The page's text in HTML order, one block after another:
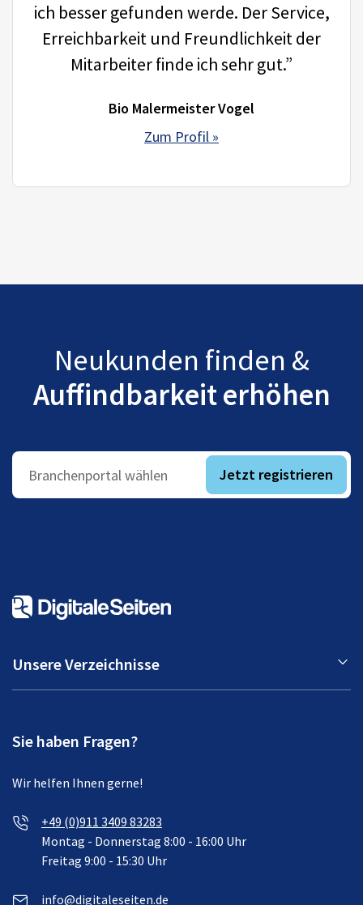
ich besser gefunden werde. Der Service,
Erreichbarkeit und Freundlichkeit der
Mitarbeiter finde ich sehr gut.”
Bio Malermeister Vogel
Zum Profil »
Neukunden finden &
Auffindbarkeit erhöhen
Branchenportal wählen Jetzt registrieren
Unsere Verzeichnisse
Sie haben Fragen?
Wir helfen Ihnen gerne!
+49 (0)911 3409 83283
Montag - Donnerstag 8:00 - 16:00 Uhr
Freitag 9:00 - 15:30 Uhr
info@digitaleseiten.de